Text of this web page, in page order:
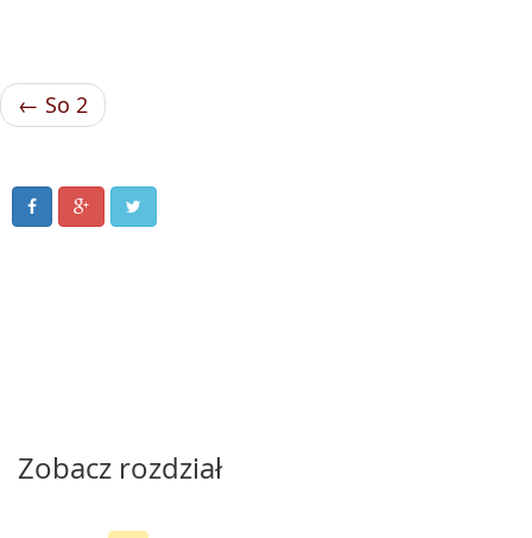
← So 2
Zobacz rozdział